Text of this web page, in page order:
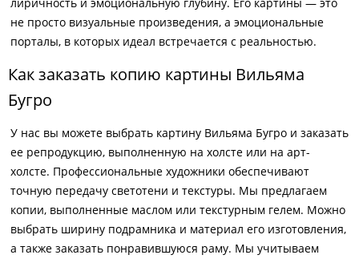
не просто визуальные произведения, а эмоциональные
порталы, в которых идеал встречается с реальностью.
Как заказать копию картины Вильяма
Бугро
У нас вы можете выбрать картину Вильяма Бугро и заказать
ее репродукцию, выполненную на холсте или на арт-
холсте. Профессиональные художники обеспечивают
точную передачу светотени и текстуры. Мы предлагаем
копии, выполненные маслом или текстурным гелем. Можно
выбрать ширину подрамника и материал его изготовления,
а также заказать понравившуюся раму. Мы учитываем